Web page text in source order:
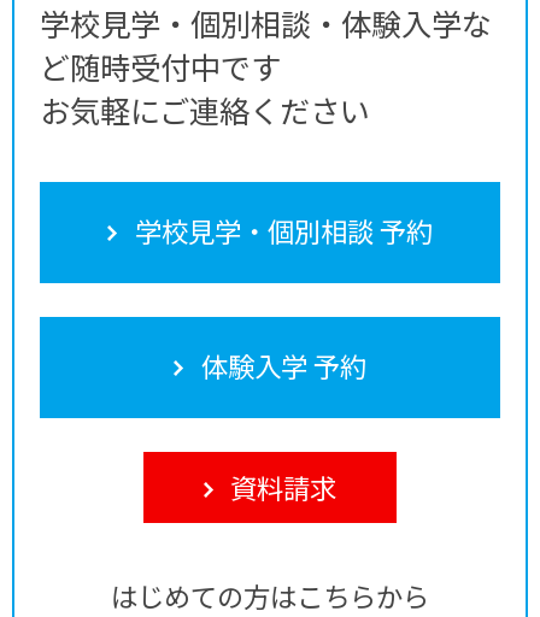
学校見学・個別相談・体験入学な
ど随時受付中です
お気軽にご連絡ください
学校見学・個別相談 予約
体験入学 予約
資料請求
はじめての方はこちらから